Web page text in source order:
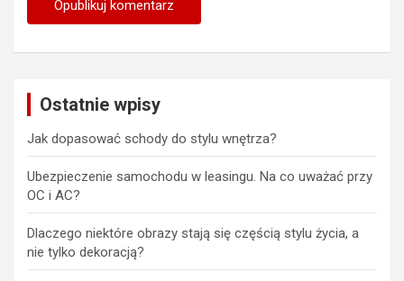
Ostatnie wpisy
Jak dopasować schody do stylu wnętrza?
Ubezpieczenie samochodu w leasingu. Na co uważać przy
OC i AC?
Dlaczego niektóre obrazy stają się częścią stylu życia, a
nie tylko dekoracją?